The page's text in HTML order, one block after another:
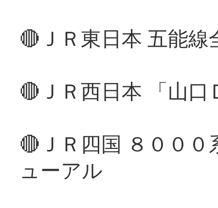
🔴ＪＲ東日本 五能
🔴ＪＲ西日本 「山
🔴ＪＲ四国 ８００
ューアル